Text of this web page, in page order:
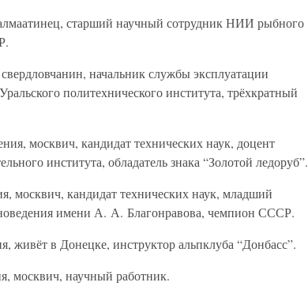
старший научный сотрудник НИИ рыбного
начальник службы эксплуатации
политехнического института, трёхкратный
москвич, кандидат технических наук, доцент
института, обладатель знака “Золотой ледоруб”.
москвич, кандидат технических наук, младший
имени А. А. Благонравова, чемпион СССР.
живёт в Донецке, инструктор альпклуба “Донбасс”.
москвич, научный работник.